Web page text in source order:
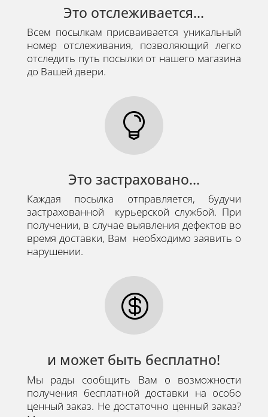
Это отслеживается...
Всем посылкам присваивается уникальный
номер отслеживания, позволяющий легко
отследить путь посылки от нашего магазина
до Вашей двери.

Это застраховано...
Каждая посылка отправляется, будучи
застрахованной курьерской службой. При
получении, в случае выявления дефектов во
время доставки, Вам необходимо заявить о
нарушении.

и может быть бесплатно!
Мы рады сообщить Вам о возможности
получения бесплатной доставки на особо
ценный заказ. Не достаточно ценный заказ?